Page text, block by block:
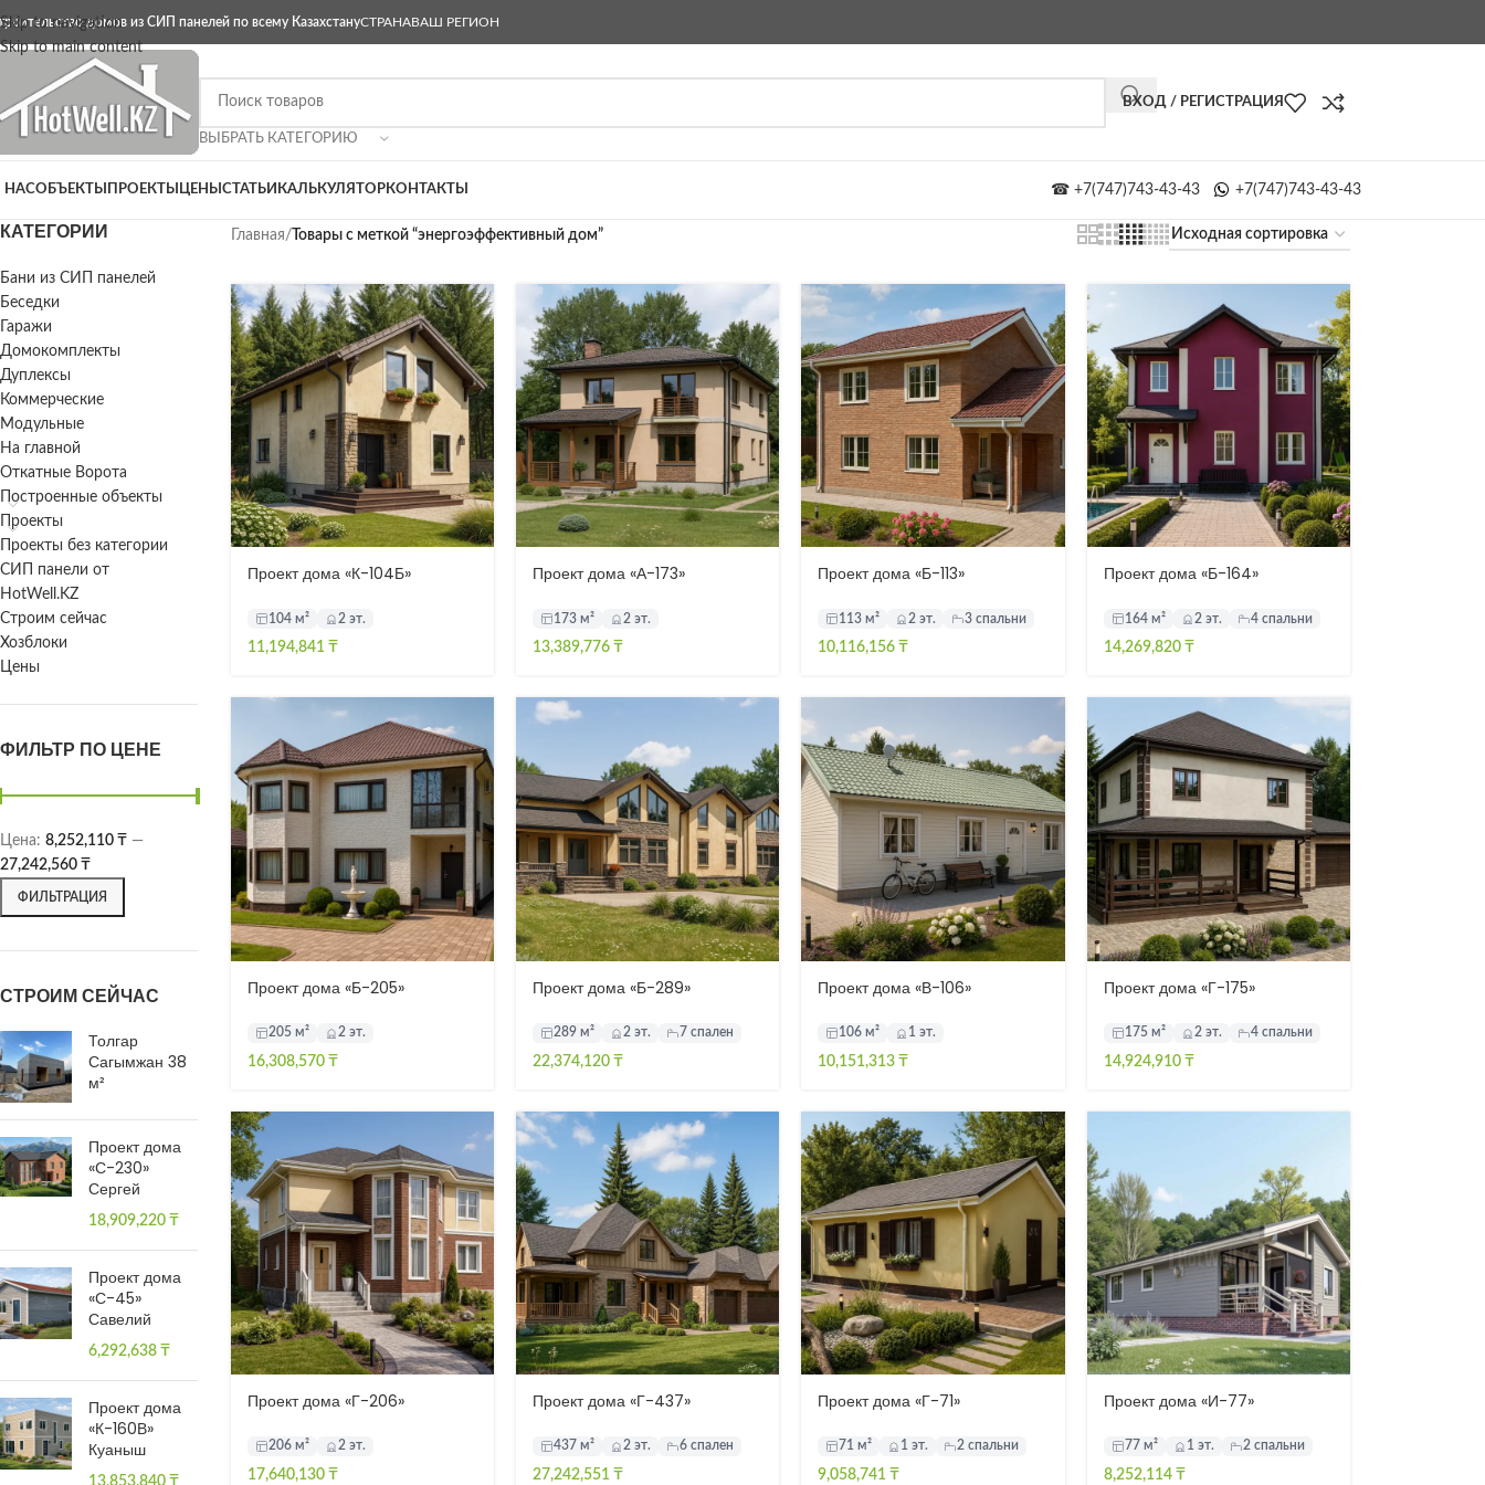
Skip to navigation
Skip to main content
домов из СИП панелей по всему КазахстануСТРАНАВАШ РЕГИОН
ВЫБРАТЬ КАТЕГОРИЮ
ВХОД / РЕГИСТРАЦИЯ
НАСОБЪЕКТЫ ПРОЕКТЫ ЦЕНЫ СТАТЬИ КАЛЬКУЛЯТОРКОНТАКТЫ ☎ +7(747)743-43-43 +7(747)743-43-43
КАТЕГОРИИ
Бани из СИП панелей
Беседки
Гаражи
Домокомплекты
Дуплексы
Коммерческие
Модульные
На главной
Откатные Ворота
Построенные объекты
Проекты
Проекты без категории
СИП панели от
HotWell.KZ
Строим сейчас
Хозблоки
Цены
ФИЛЬТР ПО ЦЕНЕ
ФИЛЬТРАЦИЯ
Цена: 8,252,110 ₸ —
27,242,560 ₸
СТРОИМ СЕЙЧАС
Толгар
Сагымжан 38
м²
Проект дома
«С-230»
Сергей
18,909,220 ₸
Проект дома
«С-45»
Савелий
6,292,638 ₸
Проект дома
«К-160В»
Куаныш
13,853,840 ₸
Главная/ Товары с меткой “энергоэффективный дом”
Проект дома «К-104Б»
104 м² 2 эт.
11,194,841 ₸
Проект дома «А-173»
173 м² 2 эт.
13,389,776 ₸
Проект дома «Б-113»
113 м² 2 эт. 3 спальни
10,116,156₸
Проект дома «Б-164»
164 м² 2 эт. 4 спальни
14,269,820 ₸
Проект дома «Б-205»
205 м² 2 эт.
16,308,570 ₸
Проект дома «Б-289»
289 м² 2 эт. 7 спален
22,374,120 ₸
Проект дома «В-106»
106 м² 1 эт.
10,151,313₸
Проект дома «Г-175»
175 м² 2 эт. 4 спальни
14,924,910 ₸
Проект дома «Г-206»
206 м² 2 эт.
17,640,130 ₸
Проект дома «Г-437»
437 м² 2 эт. 6 спален
27,242,551 ₸
Проект дома «Г-71»
71 м² 1 эт. 2 спальни
9,058,741₸
Проект дома «И-77»
77 м² 1 эт. 2 спальни
8,252,114 ₸